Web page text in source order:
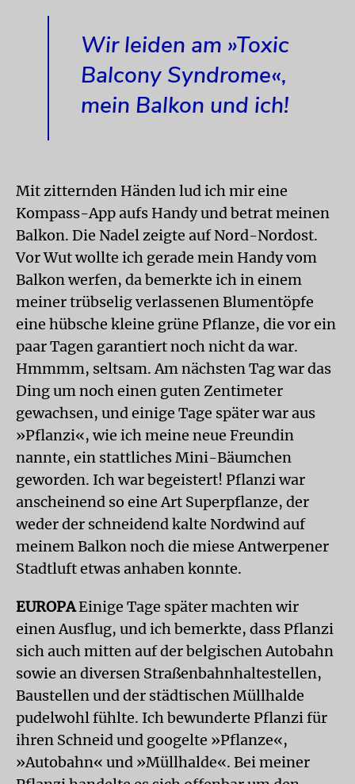
Wir leiden am »Toxic
Balcony Syndrome«,
mein Balkon und ich!
Mit zitternden Händen lud ich mir eine
Kompass-App aufs Handy und betrat meinen
Balkon. Die Nadel zeigte auf Nord-Nordost.
Vor Wut wollte ich gerade mein Handy vom
Balkon werfen, da bemerkte ich in einem
meiner trübselig verlassenen Blumentöpfe
eine hübsche kleine grüne Pflanze, die vor ein
paar Tagen garantiert noch nicht da war.
Hmmmm, seltsam. Am nächsten Tag war das
Ding um noch einen guten Zentimeter
gewachsen, und einige Tage später war aus
»Pflanzi«, wie ich meine neue Freundin
nannte, ein stattliches Mini-Bäumchen
geworden. Ich war begeistert! Pflanzi war
anscheinend so eine Art Superpflanze, der
weder der schneidend kalte Nordwind auf
meinem Balkon noch die miese Antwerpener
Stadtluft etwas anhaben konnte.
EUROPAEinige Tage später machten wir
einen Ausflug, und ich bemerkte, dass Pflanzi
sich auch mitten auf der belgischen Autobahn
sowie an diversen Straßenbahnhaltestellen,
Baustellen und der städtischen Müllhalde
pudelwohl fühlte. Ich bewunderte Pflanzi für
ihren Schneid und googelte »Pflanze«,
»Autobahn« und »Müllhalde«. Bei meiner